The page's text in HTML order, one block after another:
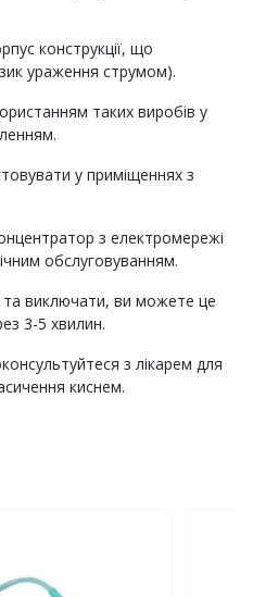
конструкції, що
ураження струмом).
таких виробів у
у приміщеннях з
з електромережі
обслуговуванням.
виключати, ви можете це
3-5 хвилин.
з лікарем для
киснем.